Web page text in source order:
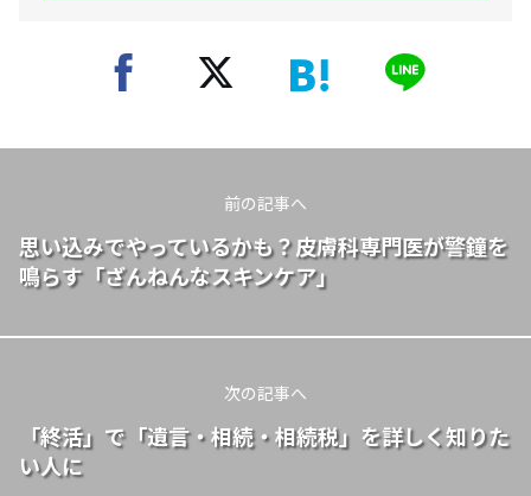
前の記事へ
思い込みでやっているかも？皮膚科専門医が警鐘を
鳴らす「ざんねんなスキンケア」
次の記事へ
「終活」で「遺言・相続・相続税」を詳しく知りた
い人に